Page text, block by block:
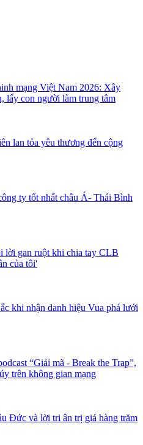
mạng Việt Nam 2026: Xây
lấy con người làm trung tâm
lan tỏa yêu thương đến cộng
ty tốt nhất châu Á- Thái Bình
lời gan ruột khi chia tay CLB
của tôi'
khi nhận danh hiệu Vua phá lưới
“Giải mã - Break the Trap”,
trên không gian mạng
Đức và lời tri ân trị giá hàng trăm